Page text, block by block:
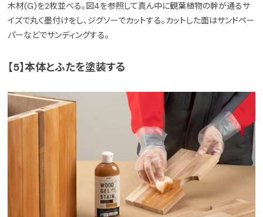
木材(G)を2枚並べる。図4を参照して真ん中に観葉植物の幹が通るサ
イズで丸く墨付けをし、ジグソーでカットする。カットした面はサンドペー
パーなどでサンディングする。
【5】本体とふたを塗装する